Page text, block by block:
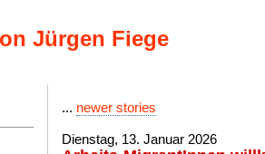
Jürgen Fiege
... newer stories
Dienstag, 13. Januar 2026